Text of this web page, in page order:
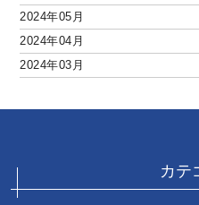
2024年05月
2024年04月
2024年03月
カテ